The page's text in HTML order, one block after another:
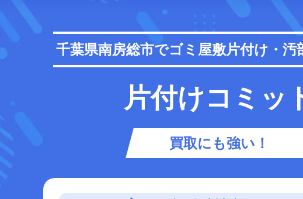
ご依頼の流れ 料金表
千葉県南房総市でゴミ屋敷片付け・汚
片付けコミッ
買取にも強い！